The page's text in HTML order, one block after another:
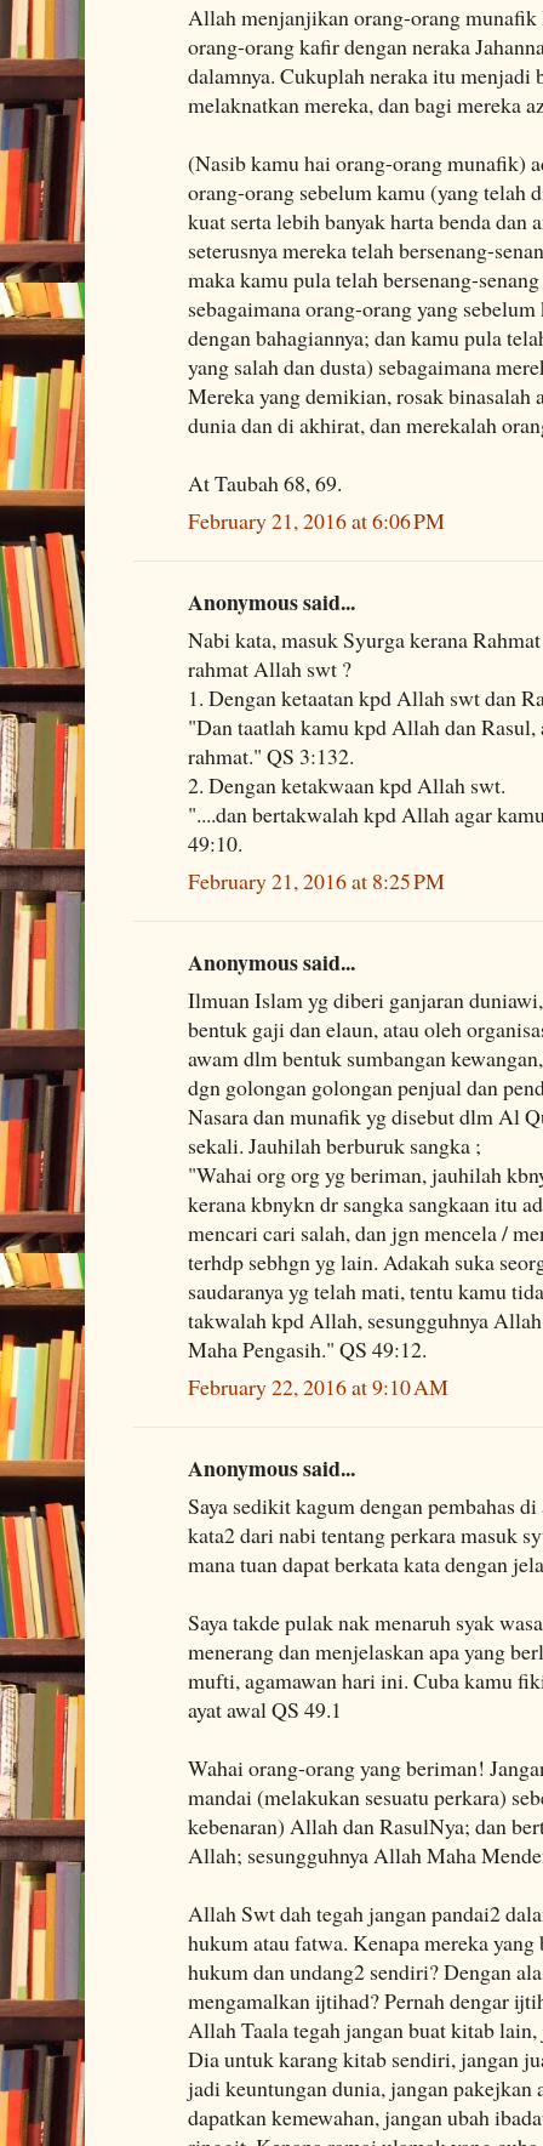
Allah menjanjikan orang-orang munafik
orang-orang kafir dengan neraka
dalamnya. Cukuplah neraka itu menjadi
melaknatkan mereka, dan bagi mereka
(Nasib kamu hai orang-orang munafik)
orang-orang sebelum kamu (yang telah
kuat serta lebih banyak harta benda dan
seterusnya mereka telah bersenang-
maka kamu pula telah bersenang-
sebagaimana orang-orang yang
dengan bahagiannya; dan kamu pula
yang salah dan dusta) sebagaimana
Mereka yang demikian, rosak binasalah
dunia dan di akhirat, dan merekalah
At Taubah 68, 69.
February 21, 2016 at 6:06 PM
Anonymous said...
Nabi kata, masuk Syurga kerana
rahmat Allah swt ?
1. Dengan ketaatan kpd Allah swt dan
"Dan taatlah kamu kpd Allah dan Rasul,
rahmat." QS 3:132.
2. Dengan ketakwaan kpd Allah swt.
"....dan bertakwalah kpd Allah agar
49:10.
February 21, 2016 at 8:25 PM
Anonymous said...
Ilmuan Islam yg diberi ganjaran
bentuk gaji dan elaun, atau oleh
awam dlm bentuk sumbangan
dgn golongan golongan penjual dan
Nasara dan munafik yg disebut dlm Al
sekali. Jauhilah berburuk sangka ;
"Wahai org org yg beriman, jauhilah
kerana kbnykn dr sangka sangkaan itu
mencari cari salah, dan jgn mencela /
terhdp sebhgn yg lain. Adakah suka
saudaranya yg telah mati, tentu kamu
takwalah kpd Allah, sesungguhnya
Maha Pengasih." QS 49:12.
February 22, 2016 at 9:10 AM
Anonymous said...
Saya sedikit kagum dengan pembahas
kata2 dari nabi tentang perkara masuk
mana tuan dapat berkata kata dengan
Saya takde pulak nak menaruh syak
menerang dan menjelaskan apa yang
mufti, agamawan hari ini. Cuba kamu
ayat awal QS 49.1
Wahai orang-orang yang beriman!
mandai (melakukan sesuatu perkara)
kebenaran) Allah dan RasulNya; dan
Allah; sesungguhnya Allah Maha
Allah Swt dah tegah jangan pandai2
hukum atau fatwa. Kenapa mereka
hukum dan undang2 sendiri? Dengan
mengamalkan ijtihad? Pernah dengar
Allah Taala tegah jangan buat kitab
Dia untuk karang kitab sendiri, jangan
jadi keuntungan dunia, jangan pakejkan
dapatkan kemewahan, jangan ubah